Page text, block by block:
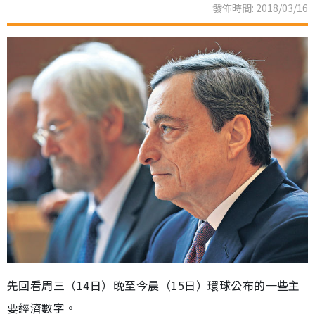
發佈時間: 2018/03/16
先回看周三（14日）晚至今晨（15日）環球公布的一些主
要經濟數字。